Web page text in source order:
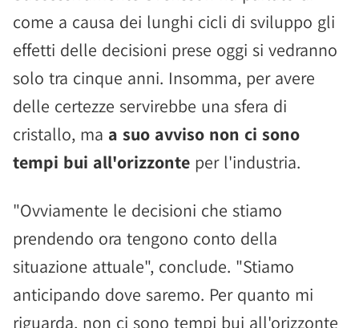
come a causa dei lunghi cicli di sviluppo gli
effetti delle decisioni prese oggi si vedranno
solo tra cinque anni. Insomma, per avere
delle certezze servirebbe una sfera di
cristallo, ma a suo avviso non ci sono
tempi bui all'orizzonte per l'industria.
"Ovviamente le decisioni che stiamo
prendendo ora tengono conto della
situazione attuale", conclude. "Stiamo
anticipando dove saremo. Per quanto mi
riguarda, non ci sono tempi bui all'orizzonte